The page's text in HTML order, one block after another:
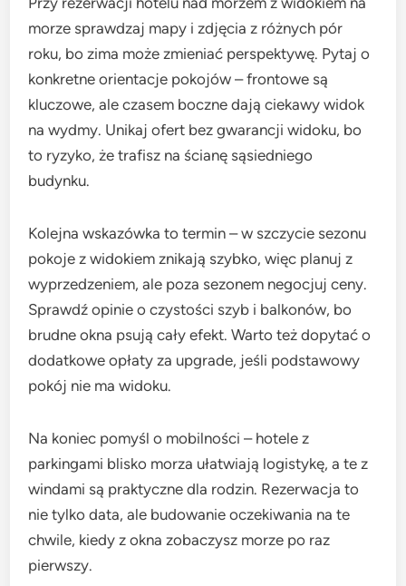
morze sprawdzaj mapy i zdjęcia z różnych pór
roku, bo zima może zmieniać perspektywę. Pytaj o
konkretne orientacje pokojów – frontowe są
kluczowe, ale czasem boczne dają ciekawy widok
na wydmy. Unikaj ofert bez gwarancji widoku, bo
to ryzyko, że trafisz na ścianę sąsiedniego
budynku.
Kolejna wskazówka to termin – w szczycie sezonu
pokoje z widokiem znikają szybko, więc planuj z
wyprzedzeniem, ale poza sezonem negocjuj ceny.
Sprawdź opinie o czystości szyb i balkonów, bo
brudne okna psują cały efekt. Warto też dopytać o
dodatkowe opłaty za upgrade, jeśli podstawowy
pokój nie ma widoku.
Na koniec pomyśl o mobilności – hotele z
parkingami blisko morza ułatwiają logistykę, a te z
windami są praktyczne dla rodzin. Rezerwacja to
nie tylko data, ale budowanie oczekiwania na te
chwile, kiedy z okna zobaczysz morze po raz
pierwszy.